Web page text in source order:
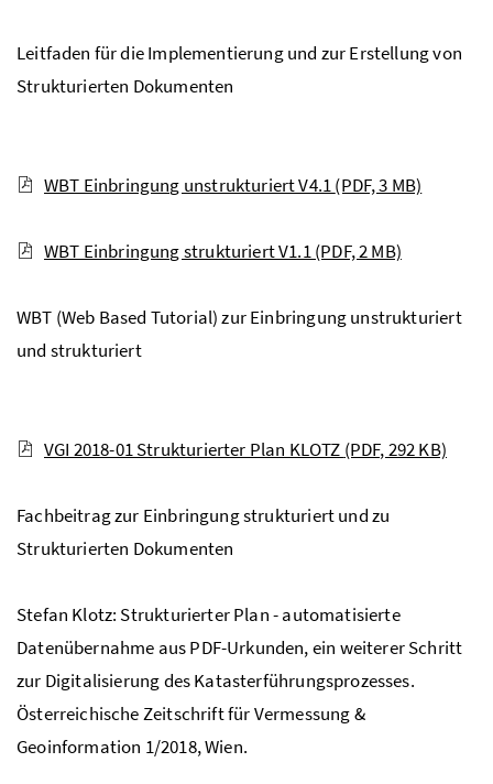
Leitfaden für die Implementierung und zur Erstellung von
Strukturierten Dokumenten
WBT Einbringung unstrukturiert V4.1(PDF, 3 MB)
WBT Einbringung strukturiert V1.1(PDF, 2 MB)
WBT (Web Based Tutorial) zur Einbringung unstrukturiert
und strukturiert
VGI 2018-01 Strukturierter Plan KLOTZ (PDF, 292 KB)
Fachbeitrag zur Einbringung strukturiert und zu
Strukturierten Dokumenten
Stefan Klotz: Strukturierter Plan - automatisierte
Datenübernahme aus PDF-Urkunden, ein weiterer Schritt
zur Digitalisierung des Katasterführungsprozesses.
Österreichische Zeitschrift für Vermessung &
Geoinformation 1/2018, Wien.